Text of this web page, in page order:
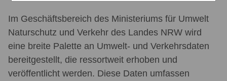
Im Geschäftsbereich des Ministeriums für Umwelt
Naturschutz und Verkehr des Landes NRW wird
eine breite Palette an Umwelt- und Verkehrsdaten
bereitgestellt, die ressortweit erhoben und
veröffentlicht werden. Diese Daten umfassen